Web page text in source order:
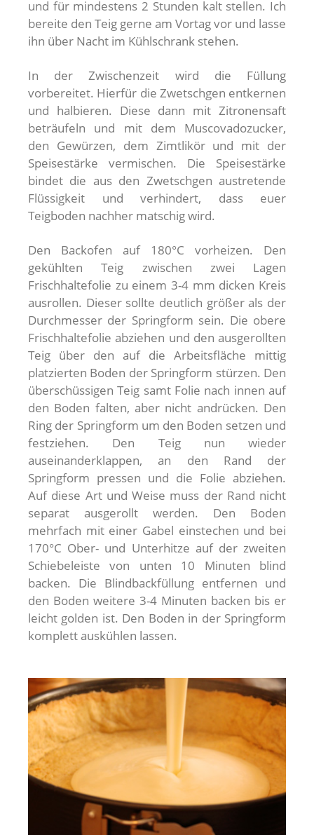
und für mindestens 2 Stunden kalt stellen. Ich
bereite den Teig gerne am Vortag vor und lasse
ihn über Nacht im Kühlschrank stehen.
In der Zwischenzeit wird die Füllung
vorbereitet. Hierfür die Zwetschgen entkernen
und halbieren. Diese dann mit Zitronensaft
beträufeln und mit dem Muscovadozucker,
den Gewürzen, dem Zimtlikör und mit der
Speisestärke vermischen. Die Speisestärke
bindet die aus den Zwetschgen austretende
Flüssigkeit und verhindert, dass euer
Teigboden nachher matschig wird.
Den Backofen auf 180°C vorheizen. Den
gekühlten Teig zwischen zwei Lagen
Frischhaltefolie zu einem 3-4 mm dicken Kreis
ausrollen. Dieser sollte deutlich größer als der
Durchmesser der Springform sein. Die obere
Frischhaltefolie abziehen und den ausgerollten
Teig über den auf die Arbeitsfläche mittig
platzierten Boden der Springform stürzen. Den
überschüssigen Teig samt Folie nach innen auf
den Boden falten, aber nicht andrücken. Den
Ring der Springform um den Boden setzen und
festziehen. Den Teig nun wieder
auseinanderklappen, an den Rand der
Springform pressen und die Folie abziehen.
Auf diese Art und Weise muss der Rand nicht
separat ausgerollt werden. Den Boden
mehrfach mit einer Gabel einstechen und bei
170°C Ober- und Unterhitze auf der zweiten
Schiebeleiste von unten 10 Minuten blind
backen. Die Blindbackfüllung entfernen und
den Boden weitere 3-4 Minuten backen bis er
leicht golden ist. Den Boden in der Springform
komplett auskühlen lassen.